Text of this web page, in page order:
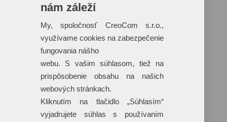
Reklamné predmety s plnofarebnou
potlačou
Dáždniky
Hračky
nám záleží
My, spoločnosť CreoCom s.r.o.,
využívame cookies na zabezpečenie
fungovania nášho
webu. S vašim súhlasom, tiež na
prispôsobenie obsahu na našich
webových stránkach.
Kliknutím na tlačidlo „Súhlasím“
vyjadrujete súhlas s používaním